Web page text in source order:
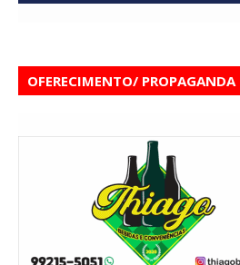
OFERECIMENTO/ PROPAGANDA